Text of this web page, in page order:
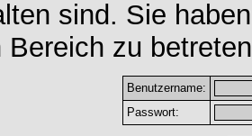
sind. Sie
Bereich zu
Benutzername:
Passwort: